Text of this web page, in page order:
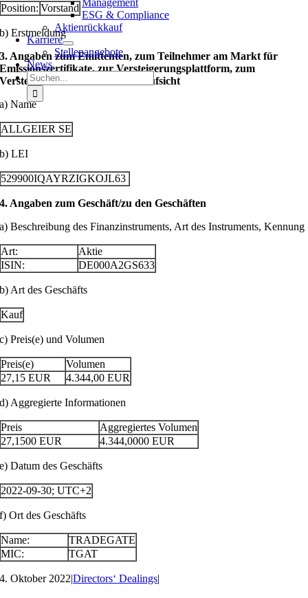
Management
ESG & Compliance
Aktienrückkauf
Karriere
Stellenangebote
News
Suche
nach:
Position: Vorstand
b) Erstmeldung
3. Angaben zum Emittenten, zum Teilnehmer am Markt für
Emissionszertifikate, zur Versteigerungsplattform, zum
Versteigerer oder zur Auktionsaufsicht
a) Name
ALLGEIER SE
b) LEI
529900IQAYRZIGKOJL63
4. Angaben zum Geschäft/zu den Geschäften
a) Beschreibung des Finanzinstruments, Art des Instruments, Kennung
Art:
Aktie
ISIN:
DE000A2GS633
b) Art des Geschäfts
Kauf
c) Preis(e) und Volumen
Preis(e)
Volumen
27,15 EUR 4.344,00 EUR
d) Aggregierte Informationen
Preis
Aggregiertes Volumen
27,1500 EUR 4.344,0000 EUR
e) Datum des Geschäfts
2022-09-30; UTC+2
f) Ort des Geschäfts
Name:
TRADEGATE
MIC:
TGAT
4. Oktober 2022|Directors‘ Dealings|